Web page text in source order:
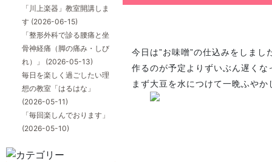
今日は”お味噌”の仕込みをしまし
作るのが予定よりずいぶん遅くな
まず大豆を水につけて一晩ふやか
「川上楽器」教室開講しま
す (2026-06-15)
「整形外科で診る腰痛と坐
骨神経痛（脚の痛み・しび
れ）」 (2026-05-13)
毎日を楽しく過ごしたい理
想の教室「はるはな」
(2026-05-11)
「毎回楽しんでおります」
(2026-05-10)